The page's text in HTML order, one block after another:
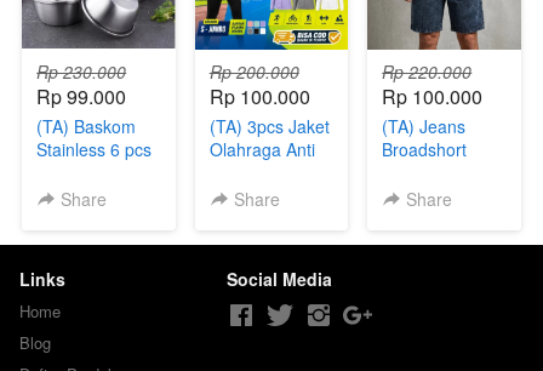
Rp 230.000
Rp 99.000
(TA) Baskom
Stainless 6 pcs
Share
Rp 200.000
Rp 100.000
(TA) 3pcs Jaket
Olahraga Anti
Share
Rp 220.000
Rp 100.000
(TA) Jeans
Broadshort
Share
Links
Home
Blog
Social Media